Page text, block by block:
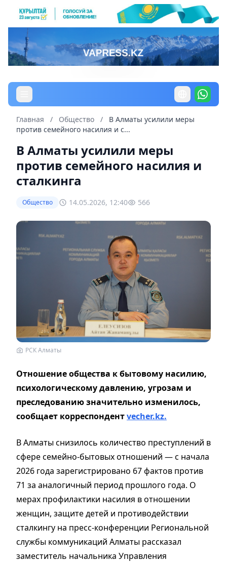
Главная / Общество /
В Алматы усилили меры
против семейного насилия и с...
В Алматы усилили меры
против семейного насилия и
сталкинга
Общество 14.05.2026, 12:40 566
РСК Алматы
Отношение общества к бытовому насилию,
психологическому давлению, угрозам и
преследованию значительно изменилось,
сообщает корреспондентvecher.kz.
В Алматы снизилось количество преступлений в
сфере семейно-бытовых отношений — с начала
2026 года зарегистрировано 67 фактов против
71 за аналогичный период прошлого года. О
мерах профилактики насилия в отношении
женщин, защите детей и противодействии
сталкингу на пресс-конференции Региональной
службы коммуникаций Алматы рассказал
заместитель начальника Управления